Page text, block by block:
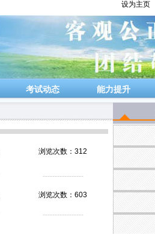
设为主页
考试动态 能力提升
浏览次数：312
-----------------
浏览次数：603
-----------------